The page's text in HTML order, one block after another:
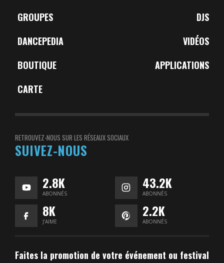
DJS
GROUPES
VIDÉOS
DANCEPEDIA
APPLICATIONS
BOUTIQUE
CARTE
RETROUVEZ-NOUS SUR LES RÉSEAUX SOCIAUX
SUIVEZ-NOUS
2.8K
ABONNÉS
43.2K
ABONNÉS
8K
J’AIME
2.2K
ABONNÉS
Faites la promotion de votre événement ou festival